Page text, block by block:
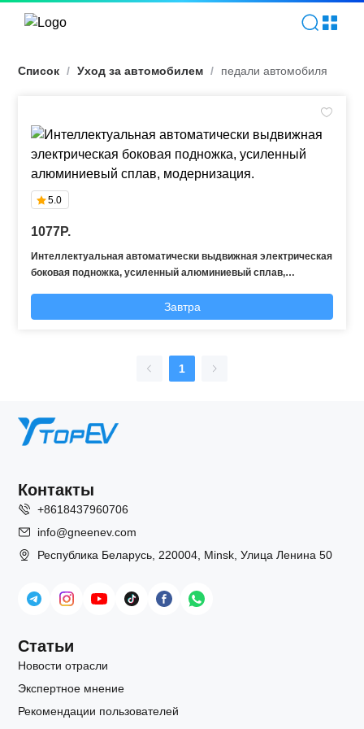
Список / Уход за автомобилем / педали автомобиля
5.0
1077P.
Интеллектуальная автоматически выдвижная электрическая
боковая подножка, усиленный алюминиевый сплав,
Завтра
1
Контакты
+8618437960706
info@gneenev.com
Республика Беларусь, 220004, Minsk, Улица Ленина 50
Статьи
Новости отрасли
Экспертное мнение
Рекомендации пользователей